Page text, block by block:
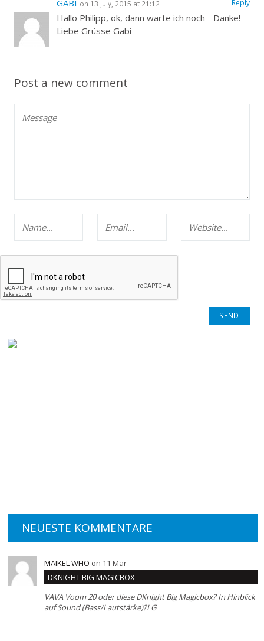
GABI on 13 July, 2015 at 21:12 Reply
Hallo Philipp, ok, dann warte ich noch - Danke!
Liebe Grüsse Gabi
Post a new comment
NEUESTE KOMMENTARE
MAIKEL WHO on 11 Mar
DKNIGHT BIG MAGICBOX
VAVA Voom 20 oder diese DKnight Big Magicbox? In Hinblick
auf Sound (Bass/Lautstärke)?LG